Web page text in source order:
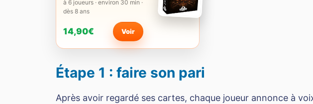
à 6 joueurs · environ 30 min ·
dès 8 ans
14,90€ Voir
Étape 1 : faire son pari
Après avoir regardé ses cartes, chaque joueur annonce à